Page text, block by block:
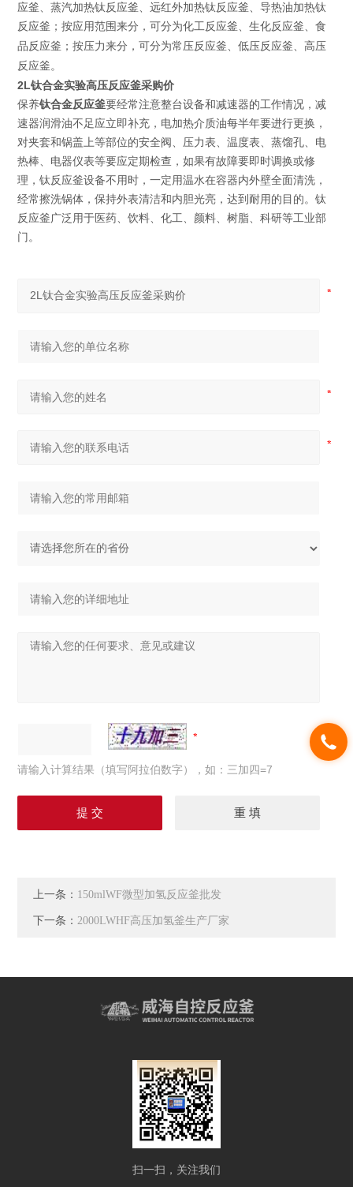
应釜、蒸汽加热钛反应釜、远红外加热钛反应釜、导热油加热钛
反应釜；按应用范围来分，可分为化工反应釜、生化反应釜、食
品反应釜；按压力来分，可分为常压反应釜、低压反应釜、 高压
反应釜。
2L钛合金实验高压反应釜采购价
保养钛合金反应釜要经常注意整台设备和减速器的工作情况，减
速器润滑油不足应立即补充，电加热介质油每半年要进行更换，
对夹套和锅盖上等部位的安全阀、压力表、温度表、蒸馏孔、电
热棒、电器仪表等要应定期检查，如果有故障要即时调换或修
理，钛反应釜设备不用时，一定用温水在容器内外壁全面清洗，
经常擦洗锅体，保持外表清洁和内胆光亮，达到耐用的目的。钛
反应釜广泛用于医药、饮料、化工、颜料、树脂、科研等工业部
门。
请输入计算结果（填写阿拉伯数字），如：三加四=7
上一条： 150mlWF微型加氢反应釜批发
下一条： 2000LWHF高压加氢釜生产厂家
扫一扫，关注我们